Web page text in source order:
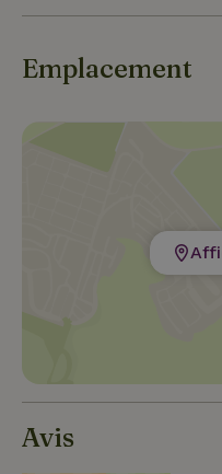
Emplacement
Avis